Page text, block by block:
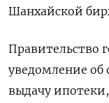
Шанхайской
Правительство
уведомление об
выдачу